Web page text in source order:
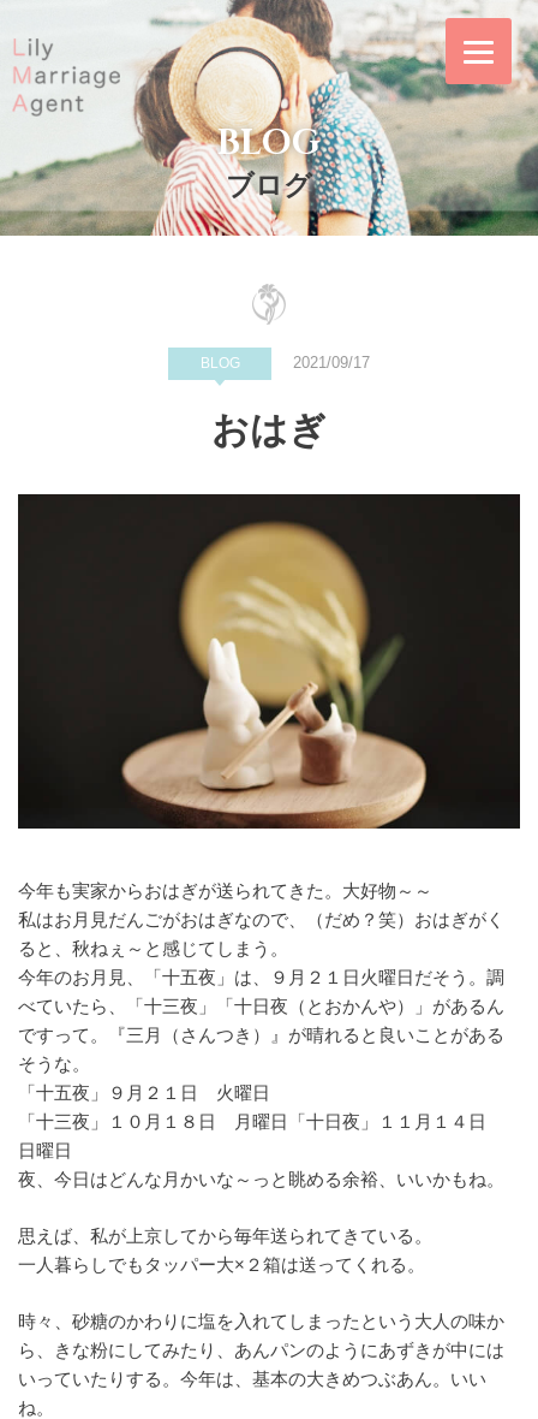
content
Agent｜結婚相談
所リリー・マリッ
ジ・エージェント
リリー・マリッ
ジ・エージェント
は東証プライム上
場企業の株式会社
ブルな結婚相談所
BLOG
ブログ
BLOG 2021/09/17
おはぎ
今年も実家からおはぎが送られてきた。大好物～～
私はお月見だんごがおはぎなので、（だめ？笑）おはぎがく
ると、秋ねぇ～と感じてしまう。
今年のお月見、「十五夜」は、９月２１日火曜日だそう。調
べていたら、「十三夜」「十日夜（とおかんや）」があるん
ですって。『三月（さんつき）』が晴れると良いことがある
そうな。
「十五夜」９月２１日 火曜日
「十三夜」１０月１８日 月曜日「十日夜」１１月１４日
日曜日
夜、今日はどんな月かいな～っと眺める余裕、いいかもね。
思えば、私が上京してから毎年送られてきている。
一人暮らしでもタッパー大×２箱は送ってくれる。
時々、砂糖のかわりに塩を入れてしまったという大人の味か
ら、きな粉にしてみたり、あんパンのようにあずきが中には
いっていたりする。今年は、基本の大きめつぶあん。いい
ね。